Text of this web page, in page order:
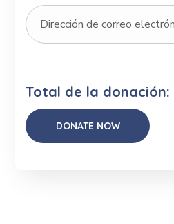
Total de la donación: